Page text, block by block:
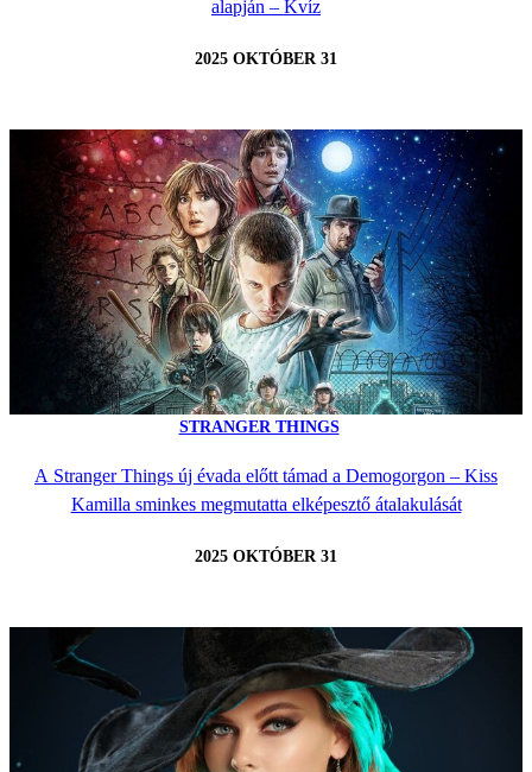
alapján – Kvíz
2025 OKTÓBER 31
STRANGER THINGS
A Stranger Things új évada előtt támad a Demogorgon – Kiss
Kamilla sminkes megmutatta elképesztő átalakulását
2025 OKTÓBER 31